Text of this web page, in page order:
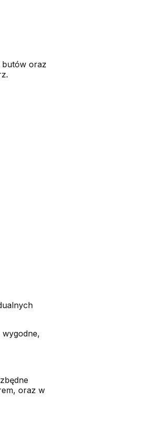
butów oraz
wygodne,
oraz w